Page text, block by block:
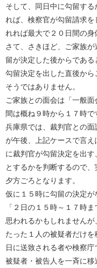
そして、同日中に勾留す
れば、検察官が勾留請求
れれば最大で２０日間の身
さて、さきほど、ご家族
留が決定した後からであ
勾留決定を出した直後か
そうではありません。
ご家族との面会は「一般
間は概ね９時から１７時で
兵庫県では、裁判官との
が午後、上記ケースで言
に裁判官が勾留決定を出
とするかを判断するので
夕方ごろとなります。
仮に１５時に勾留の決定が
「２日の１５時～１７時
思われるかもしれません
たった１人の被疑者だけ
日に送致される者や検察
被疑者・被告人を一斉に移